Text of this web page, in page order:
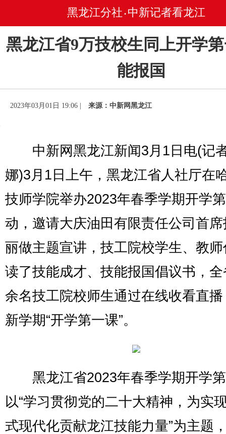
黑龙江分社 • 中新记者看龙江
黑龙江省9万技校生同上开学
能报国
2023年03月01日 19:06 | 来源：中新网黑龙江
中新网黑龙江新闻3月1日电(记
娜)3月1日上午，黑龙江省人社厅在
技师学院举办2023年春季学期开学
动，邀请大庆油田有限责任公司首
丽做主题宣讲，技工院校学生、教
读了技能成才、技能报国倡议书，
余名技工院校师生通过在线收看直
新学期“开学第一课”。
黑龙江省2023年春季学期开学
以“学习贯彻党的二十大精神，为实
式现代化贡献龙江技能力量”为主题